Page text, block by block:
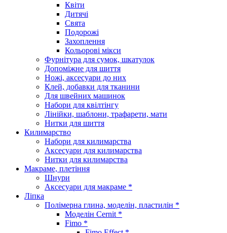
Квіти
Дитячі
Свята
Подорожі
Захоплення
Кольорові мікси
Фурнітура для сумок, шкатулок
Допоміжне для шиття
Ножі, аксесуари до них
Клей, добавки для тканини
Для швейних машинок
Набори для квілтінгу
Лінійки, шаблони, трафарети, мати
Нитки для шиття
Килимарство
Набори для килимарства
Аксесуари для килимарства
Нитки для килимарства
Макраме, плетіння
Шнури
Аксесуари для макраме *
Ліпка
Полімерна глина, моделін, пластилін *
Моделін Cernit *
Fimo *